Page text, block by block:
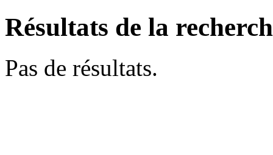
Résultats de la
Pas de résultats.